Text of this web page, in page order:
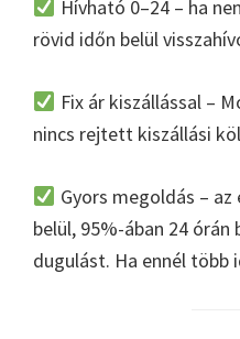
Hívható 0–24 – ha
rövid időn belül
Fix ár kiszállással –
nincs rejtett kiszállási
Gyors megoldás –
belül, 95%-ában 24
dugulást. Ha ennél több